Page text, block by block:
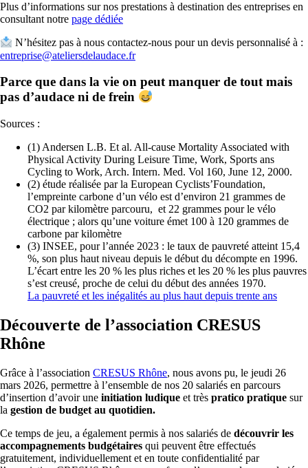
Plus d’informations sur nos prestations à destination des entreprises en
consultant notre page dédiée
N’hésitez pas à nous contactez-nous pour un devis personnalisé à :
entreprise@ateliersdelaudace.fr
Parce que dans la vie on peut manquer de tout mais
pas d’audace ni de frein
Sources :
(1) Andersen L.B. Et al. All-cause Mortality Associated with
Physical Activity During Leisure Time, Work, Sports ans
Cycling to Work, Arch. Intern. Med. Vol 160, June 12, 2000.
(2) étude réalisée par la European Cyclists’Foundation,
l’empreinte carbone d’un vélo est d’environ 21 grammes de
CO2 par kilomètre parcouru, et 22 grammes pour le vélo
électrique ; alors qu’une voiture émet 100 à 120 grammes de
carbone par kilomètre
(3) INSEE, pour l’année 2023 : le taux de pauvreté atteint 15,4
%, son plus haut niveau depuis le début du décompte en 1996.
L’écart entre les 20 % les plus riches et les 20 % les plus pauvres
s’est creusé, proche de celui du début des années 1970.
La pauvreté et les inégalités au plus haut depuis trente ans
Découverte de l’association CRESUS
Rhône
Grâce à l’association CRESUS Rhône, nous avons pu, le jeudi 26
mars 2026, permettre à l’ensemble de nos 20 salariés en parcours
d’insertion d’avoir une initiation ludique et très pratico pratique sur
la gestion de budget au quotidien.
Ce temps de jeu, a également permis à nos salariés de découvrir les
accompagnements budgétaires qui peuvent être effectués
gratuitement, individuellement et en toute confidentialité par